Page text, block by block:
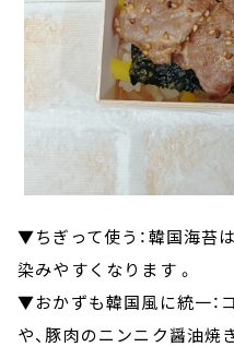
▼ちぎって使う：韓国海苔
染みやすくなります 。
▼おかずも韓国風に統一：
や、豚肉のニンニク醤油焼